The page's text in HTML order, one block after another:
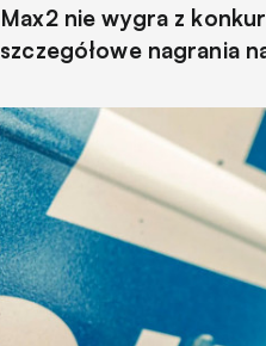
Max2 nie wygra z
szczegółowe nagrania